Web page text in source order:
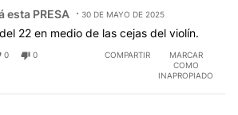
esta PRESA 30 DE MAYO DE 2025
22 en medio de las cejas del violín.
0 0 COMPARTIR
MARCAR
COMO
INAPROPIADO